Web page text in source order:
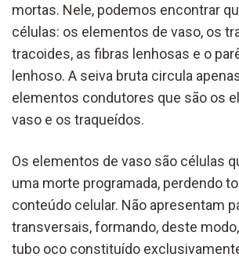
mortas. Nele, podemos encontrar
células: os elementos de vaso, os
tracoides, as fibras lenhosas e o
lenhoso. A seiva bruta circula
elementos condutores que são os
vaso e os traqueídos.
Os elementos de vaso são células
uma morte programada, perdendo
conteúdo celular. Não apresentam
transversais, formando, deste
tubo oco constituído